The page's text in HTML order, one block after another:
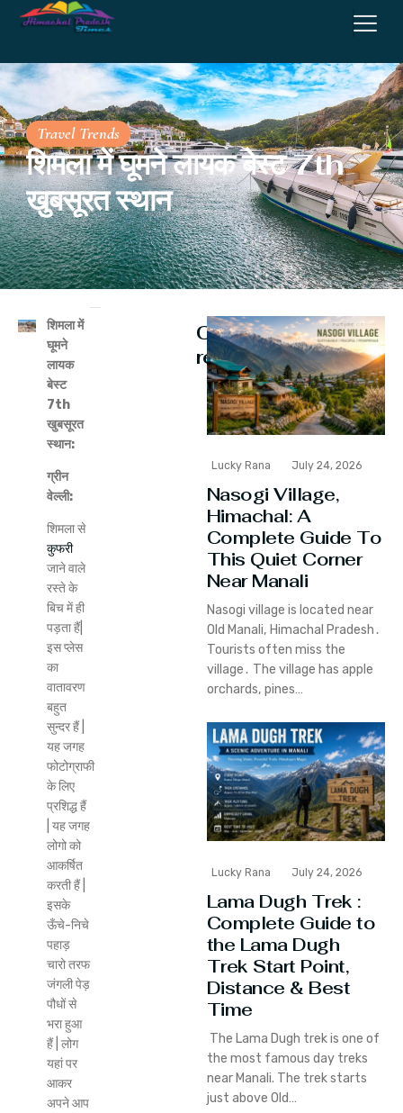
Travel Trends
शिमला में घूमने लायक बेस्ट 7th
खुबसूरत स्थान
शिमला में
घूमने
लायक
बेस्ट
7th
खुबसूरत
स्थान:
ग्रीन
वेल्ली:
शिमला से
कुफरी
जाने वाले
रस्ते के
बिच में ही
पड़ता हैं|
इस प्लेस
का
वातावरण
बहुत
सुन्दर हैं |
यह जगह
फोटोग्राफी
के लिए
प्रशिद्ध हैं
| यह जगह
लोगो को
आकर्षित
करती हैं |
इसके
ऊँचे-निचे
पहाड़
चारो तरफ
जंगली पेड़
पौधों से
भरा हुआ
हैं | लोग
यहां पर
आकर
अपने आप
Continue
reading
Lucky Rana July 24, 2026
Nasogi Village,
Himachal: A
Complete Guide To
This Quiet Corner
Near Manali
Nasogi village is located near
Old Manali‚ Himachal Pradesh․
Tourists often miss the
village․ The village has apple
orchards‚ pines…
Lucky Rana July 24, 2026
Lama Dugh Trek :
Complete Guide to
the Lama Dugh
Trek Start Point,
Distance & Best
Time
The Lama Dugh trek is one of
the most famous day treks
near Manali. The trek starts
just above Old…